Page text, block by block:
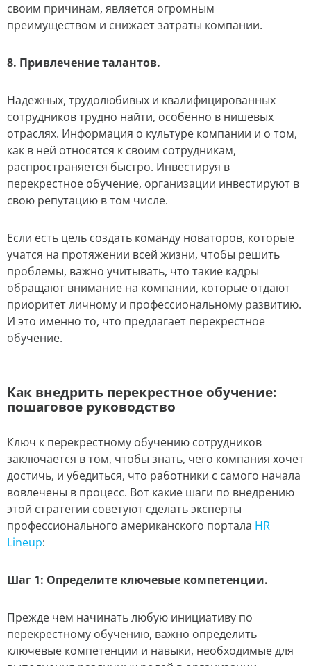
своим причинам, является огромным
преимуществом и снижает затраты компании.
8. Привлечение талантов.
Надежных, трудолюбивых и квалифицированных
сотрудников трудно найти, особенно в нишевых
отраслях. Информация о культуре компании и о том,
как в ней относятся к своим сотрудникам,
распространяется быстро. Инвестируя в
перекрестное обучение, организации инвестируют в
свою репутацию в том числе.
Если есть цель создать команду новаторов, которые
учатся на протяжении всей жизни, чтобы решить
проблемы, важно учитывать, что такие кадры
обращают внимание на компании, которые отдают
приоритет личному и профессиональному развитию.
И это именно то, что предлагает перекрестное
обучение.
Как внедрить перекрестное обучение:
пошаговое руководство
Ключ к перекрестному обучению сотрудников
заключается в том, чтобы знать, чего компания хочет
достичь, и убедиться, что работники с самого начала
вовлечены в процесс. Вот какие шаги по внедрению
этой стратегии советуют сделать эксперты
профессионального американского портала HR
Lineup:
Шаг 1: Определите ключевые компетенции.
Прежде чем начинать любую инициативу по
перекрестному обучению, важно определить
ключевые компетенции и навыки, необходимые для